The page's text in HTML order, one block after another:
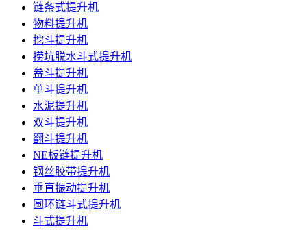
链条式提升机
物料提升机
挖斗提升机
捞坑脱水斗式提升机
畚斗提升机
单斗提升机
水泥提升机
双斗提升机
翻斗提升机
NE板链提升机
钢丝胶带提升机
垂直振动提升机
圆环链斗式提升机
斗式提升机